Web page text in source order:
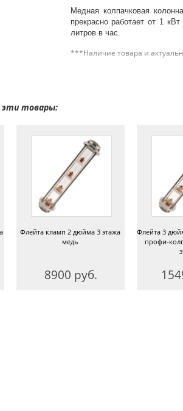
Медная колпачковая
прекрасно работает от 1
литров в час.
***Наличие товара и
товары:
Флейта кламп 2 дюйма 3 этажа
медь
8900 руб.
Флейта 3
профи-